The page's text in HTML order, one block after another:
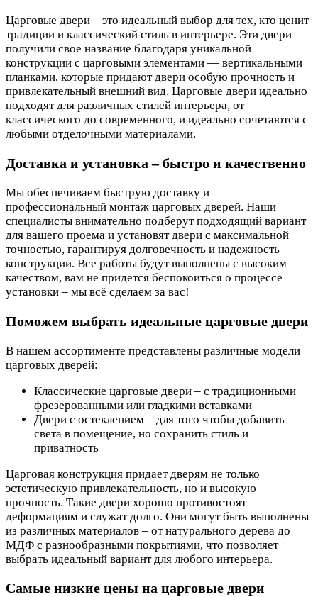
Царговые двери – это идеальный выбор для тех, кто ценит
традиции и классический стиль в интерьере. Эти двери
получили свое название благодаря уникальной
конструкции с царговыми элементами — вертикальными
планками, которые придают двери особую прочность и
привлекательный внешний вид. Царговые двери идеально
подходят для различных стилей интерьера, от
классического до современного, и идеально сочетаются с
любыми отделочными материалами.
Доставка и установка – быстро и качественно
Мы обеспечиваем быструю доставку и
профессиональный монтаж царговых дверей. Наши
специалисты внимательно подберут подходящий вариант
для вашего проема и установят двери с максимальной
точностью, гарантируя долговечность и надежность
конструкции. Все работы будут выполнены с высоким
качеством, вам не придется беспокоиться о процессе
установки – мы всё сделаем за вас!
Поможем выбрать идеальные царговые двери
В нашем ассортименте представлены различные модели
царговых дверей:
Классические царговые двери – с традиционными
фрезерованными или гладкими вставками
Двери с остеклением – для того чтобы добавить
света в помещение, но сохранить стиль и
приватность
Царговая конструкция придает дверям не только
эстетическую привлекательность, но и высокую
прочность. Такие двери хорошо противостоят
деформациям и служат долго. Они могут быть выполнены
из различных материалов – от натурального дерева до
МДФ с разнообразными покрытиями, что позволяет
выбрать идеальный вариант для любого интерьера.
Самые низкие цены на царговые двери